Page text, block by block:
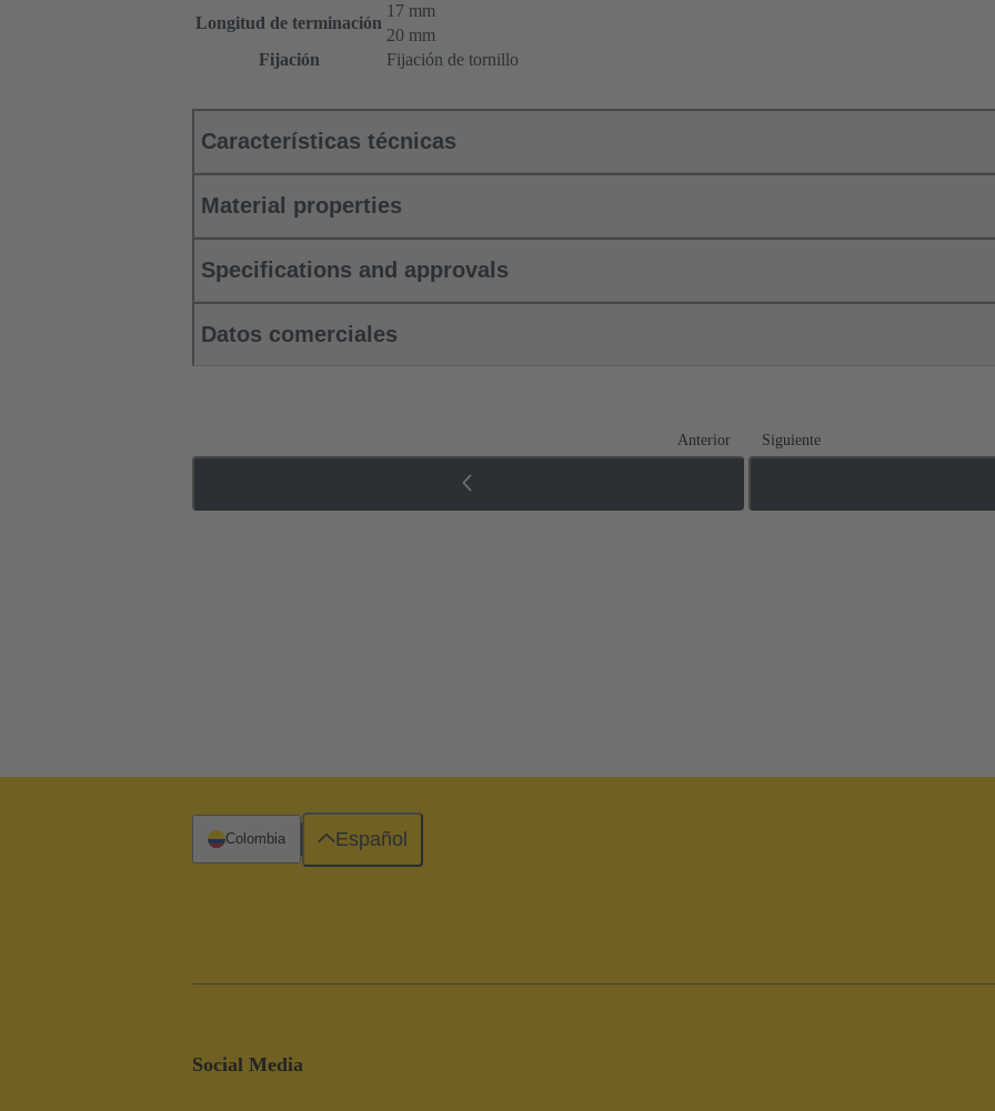
Longitud de terminación
17 mm
20 mm
Fijación
Fijación de tornillo
Características técnicas
Material properties
Specifications and approvals
Datos comerciales
Anterior Siguiente
Social Media
Colombia Español